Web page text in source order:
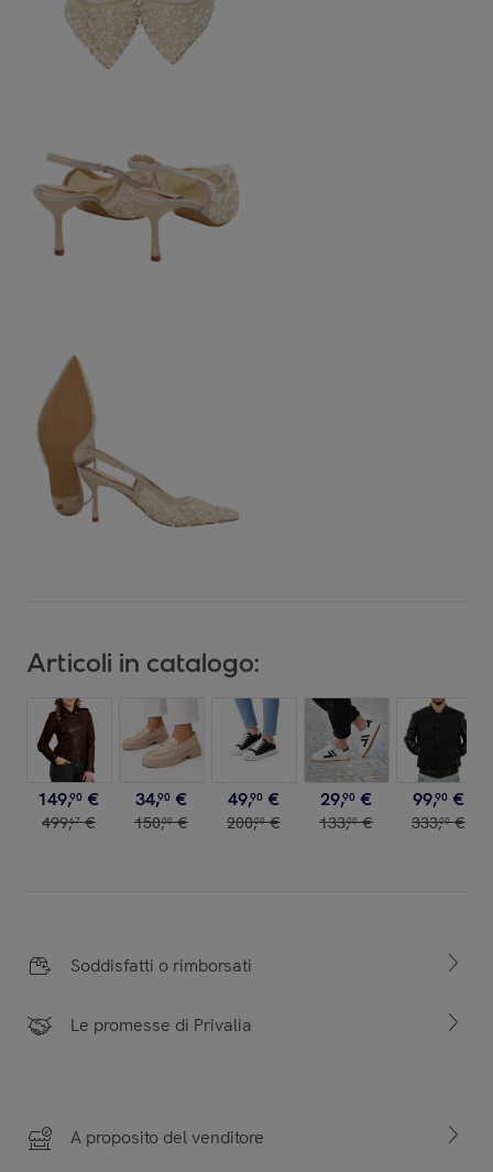
Articoli in catalogo:
149,90 €
499,67 €
34,90 €
150,00 €
49,90 €
200,00 €
29,90 €
133,00 €
99,90 €
333,00 €
Soddisfatti o rimborsati
Le promesse di Privalia
A proposito del venditore